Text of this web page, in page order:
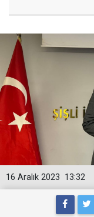
13:32
16 Aralık 2023